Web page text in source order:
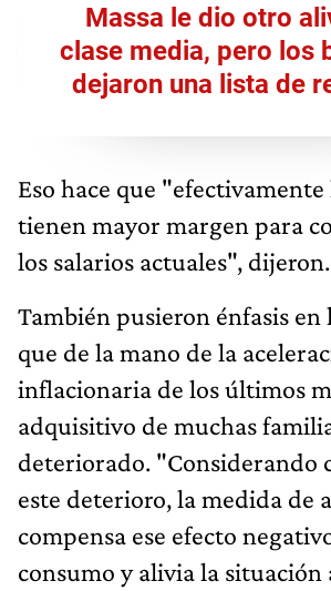
Massa le dio otro
clase media, pero los
dejaron una lista de
Eso hace que
tienen mayor margen para
los salarios actuales", dijeron.
También pusieron énfasis en
que de la mano de la
inflacionaria de los últimos
adquisitivo de muchas
deteriorado. "Considerando
este deterioro, la medida de
compensa ese efecto
consumo y alivia la